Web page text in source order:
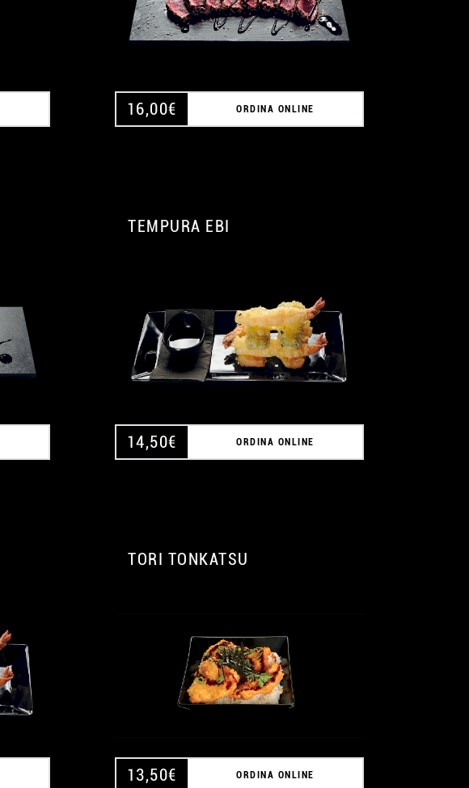
16,00€ ORDINA ONLINE
TEMPURA EBI
14,50€ ORDINA ONLINE
TORI TONKATSU
13,50€ ORDINA ONLINE